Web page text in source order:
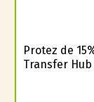
Profitez de
Transfer